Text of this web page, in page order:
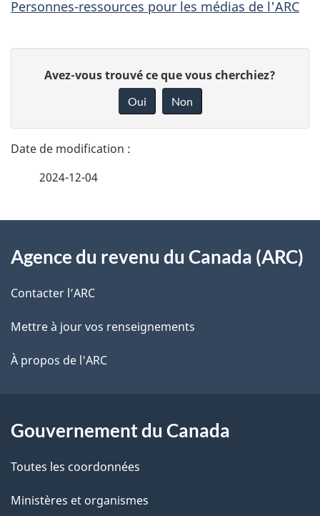
Personnes-ressources pour les médias de l'ARC
t
a
l
s
l
a
a
g
e
n
o
t
r
e
é
t
a
t
i
Avez-vous trouvé ce que vous cherchiez?
Oui Non
2024-12-04
propos
de
ce
site
Agence du revenu du Canada (ARC)
Contacter l’ARC
Mettre à jour vos renseignements
À propos de l'ARC
Gouvernement du Canada
Toutes les coordonnées
Ministères et organismes